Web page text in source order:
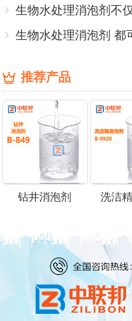
生物水处理消泡剂不
生物水处理消泡剂 都
推荐产品
钻井消泡剂 洗洁